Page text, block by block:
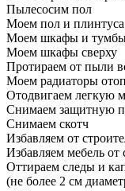
Пылесосим пол
Моем пол и плинтуса
Моем шкафы и тумбы
Моем шкафы сверху
Протираем от пыли
Моем радиаторы
Отодвигаем легкую
Снимаем защитную
Снимаем скотч
Избавляем от
Избавляем мебель
Оттираем следы и
(не более 2 см